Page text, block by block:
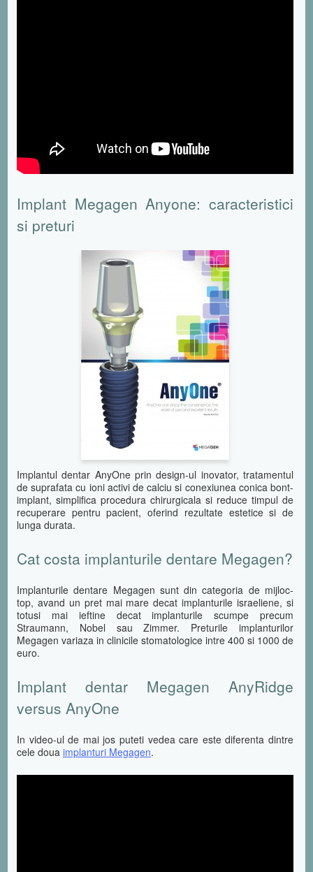
Implant Megagen Anyone: caracteristici
si preturi
Implantul dentar AnyOne prin design-ul inovator, tratamentul
de suprafata cu ioni activi de calciu si conexiunea conica bont-
implant, simplifica procedura chirurgicala si reduce timpul de
recuperare pentru pacient, oferind rezultate estetice si de
lunga durata.
Cat costa implanturile dentare Megagen?
Implanturile dentare Megagen sunt din categoria de mijloc-
top, avand un pret mai mare decat implanturile israeliene, si
totusi mai ieftine decat implanturile scumpe precum
Straumann, Nobel sau Zimmer. Preturile implanturilor
Megagen variaza in clinicile stomatologice intre 400 si 1000 de
euro.
Implant dentar Megagen AnyRidge
versus AnyOne
In video-ul de mai jos puteti vedea care este diferenta dintre
cele doua implanturi Megagen.